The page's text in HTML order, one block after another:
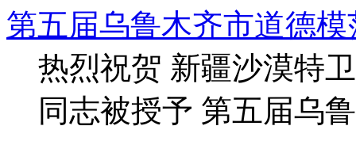
第五届乌鲁木齐市道德
热烈祝贺 新疆沙漠特
同志被授予 第五届乌